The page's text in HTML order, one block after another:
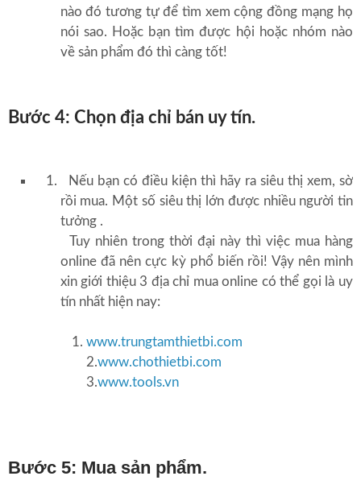
nào đó tương tự để tìm xem cộng đồng mạng họ
nói sao. Hoặc bạn tìm được hội hoặc nhóm nào
về sản phẩm đó thì càng tốt!
Bước 4: Chọn địa chỉ bán uy tín.
Nếu bạn có điều kiện thì hãy ra siêu thị xem, sờ
rồi mua. Một số siêu thị lớn được nhiều người tin
tưởng .
Tuy nhiên trong thời đại này thì việc mua hàng
online đã nên cực kỳ phổ biến rồi! Vậy nên mình
xin giới thiệu 3 địa chỉ mua online có thể gọi là uy
tín nhất hiện nay:
www.trungtamthietbi.com
2.www.chothietbi.com
3.www.tools.vn
Bước 5: Mua sản phẩm.